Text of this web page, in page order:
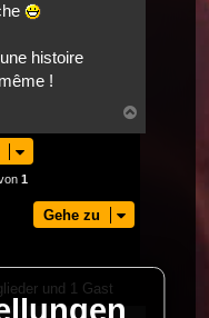
histoire
!
oben
1
Gehe zu
und 1 Gast